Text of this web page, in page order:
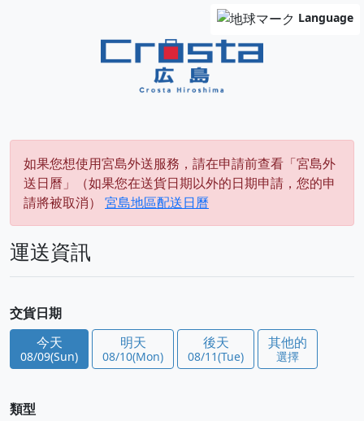
Language
如果您想使用宮島外送服務，請在申請前查看「宮島外
送日曆」（如果您在送貨日期以外的日期申請，您的申
請將被取消） 宮島地區配送日曆
運送資訊
交貨日期
今天
08/09(Sun)
明天
08/10(Mon)
後天
08/11(Tue)
其他的
選擇
類型